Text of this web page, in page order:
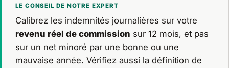
LE CONSEIL DE NOTRE EXPERT
Calibrez les indemnités journalières sur votre
revenu réel de commission sur 12 mois, et pas
sur un net minoré par une bonne ou une
mauvaise année. Vérifiez aussi la définition de